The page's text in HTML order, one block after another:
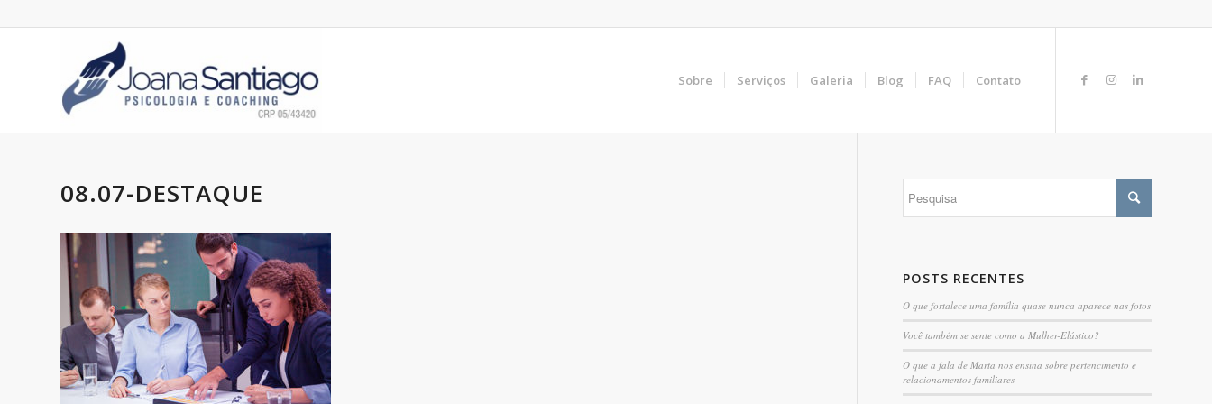
Sobre Serviços Galeria Blog FAQ Contato
08.07-DESTAQUE
POSTS RECENTES
O que fortalece uma família quase nunca aparece nas fotos
Você também se sente como a Mulher-Elástico?
O que a fala de Marta nos ensina sobre pertencimento e
relacionamentos familiares